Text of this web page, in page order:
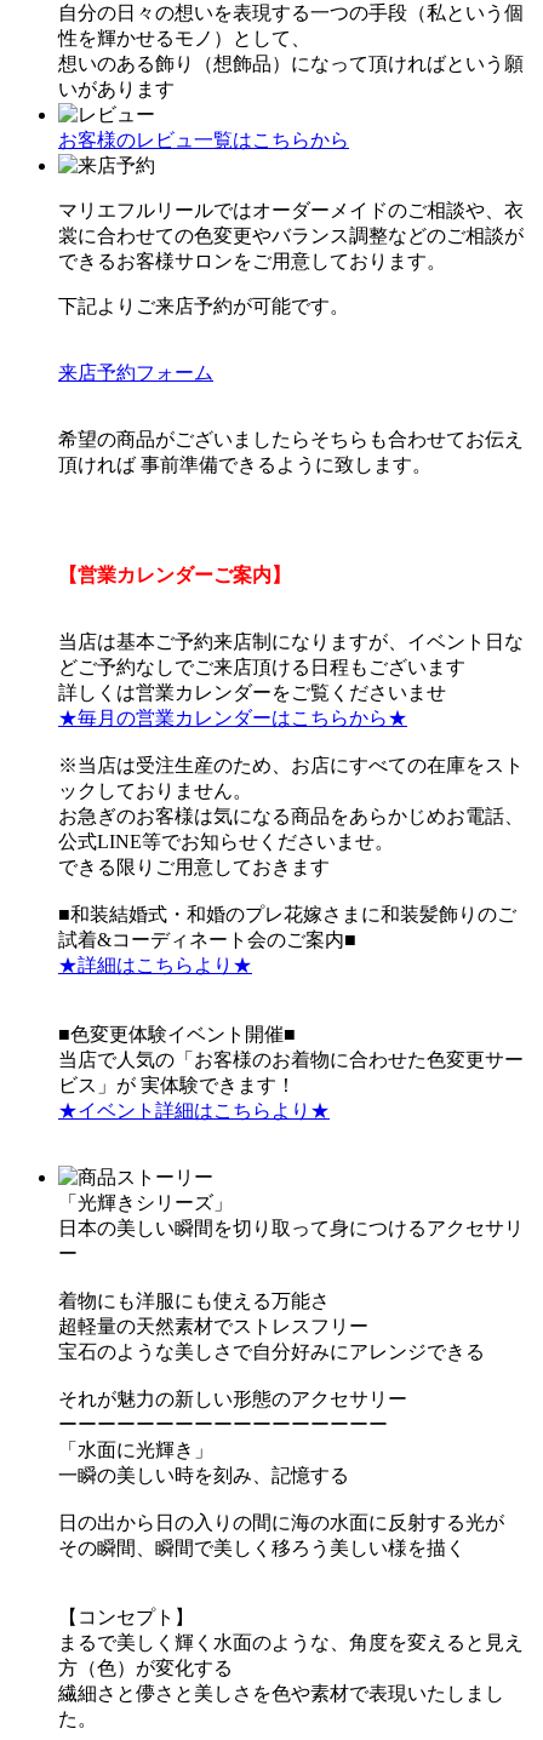
自分の日々の想いを表現する一つの手段（私という個
性を輝かせるモノ）として、
想いのある飾り（想飾品）になって頂ければという願
いがあります
お客様のレビュ一覧はこちらから
マリエフルリールではオーダーメイドのご相談や、衣
裳に合わせての色変更やバランス調整などのご相談が
できるお客様サロンをご用意しております。
下記よりご来店予約が可能です。
来店予約フォーム
希望の商品がございましたらそちらも合わせてお伝え
頂ければ 事前準備できるように致します。
【営業カレンダーご案内】
当店は基本ご予約来店制になりますが、イベント日な
どご予約なしでご来店頂ける日程もございます
詳しくは営業カレンダーをご覧くださいませ
★毎月の営業カレンダーはこちらから★
※当店は受注生産のため、お店にすべての在庫をスト
ックしておりません。
お急ぎのお客様は気になる商品をあらかじめお電話、
公式LINE等でお知らせくださいませ。
できる限りご用意しておきます
■和装結婚式・和婚のプレ花嫁さまに和装髪飾りのご
試着&コーディネート会のご案内■
★詳細はこちらより★
■色変更体験イベント開催■
当店で人気の「お客様のお着物に合わせた色変更サー
ビス」が 実体験できます！
★イベント詳細はこちらより★
「光輝きシリーズ」
日本の美しい瞬間を切り取って身につけるアクセサリ
ー
着物にも洋服にも使える万能さ
超軽量の天然素材でストレスフリー
宝石のような美しさで自分好みにアレンジできる
それが魅力の新しい形態のアクセサリー
ーーーーーーーーーーーーーーーーー
「水面に光輝き」
一瞬の美しい時を刻み、記憶する
日の出から日の入りの間に海の水面に反射する光が
その瞬間、瞬間で美しく移ろう美しい様を描く
【コンセプト】
まるで美しく輝く水面のような、角度を変えると見え
方（色）が変化する
繊細さと儚さと美しさを色や素材で表現いたしまし
た。